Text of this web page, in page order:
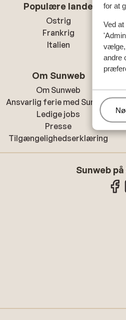
for at
Ved
vælge,
andre
Populære lande
Ostrig
Frankrig
Italien
Om Sunweb
Om Sunweb
Ansvarlig ferie med Sunweb
Ledige jobs
Presse
Tilgængelighedserklæring
Sunweb